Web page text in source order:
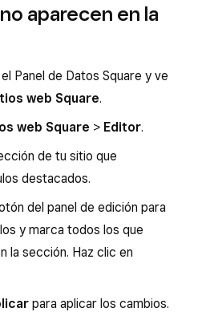
aparecen en la
Panel de Datos Square y ve
web Square.
web Square > Editor.
de tu sitio que
destacados.
del panel de edición para
y marca todos los que
la sección. Haz clic en
para aplicar los cambios.